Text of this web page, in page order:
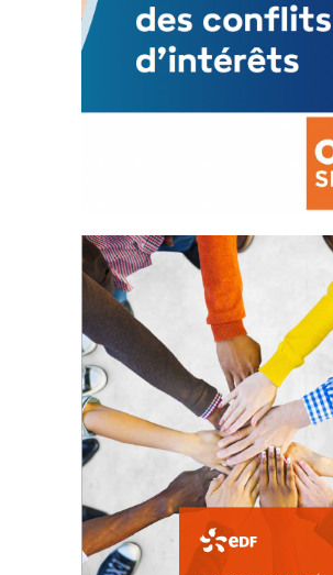
La prévention des conflits
d’intérêts
18 septembre 2023
FEUILLETER